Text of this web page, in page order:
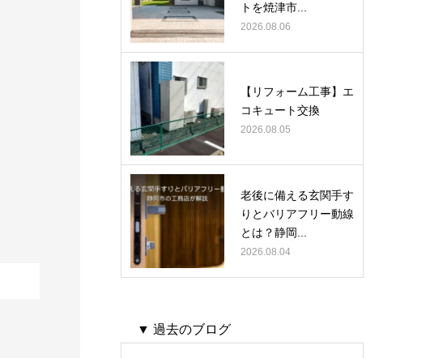
トを焼津市...
2026.08.06
【リフォーム工事】エ
コキュート交換
2026.08.05
老後に備える玄関手す
りとバリアフリー動線
とは？静岡...
2026.08.04
▼ 過去のブログ